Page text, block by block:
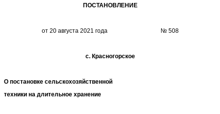
ПОСТАНОВЛЕНИЕ
от 20 августа 2021 года № 508
с. Красногорское
О постановке сельскохозяйственной
техники на длительное хранение